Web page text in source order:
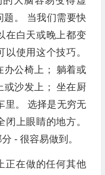
题。 当我们需要快
在白天或晚上都变
使用这个技巧。
办公椅上； 躺着或
或沙发上； 坐在厨
里。 选择是无穷无
上眼睛的地方。
- 很容易做到。
正在做的任何其他